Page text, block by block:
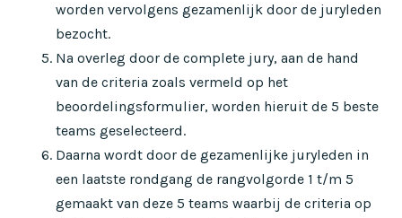
worden vervolgens gezamenlijk door de juryleden
bezocht.
Na overleg door de complete jury, aan de hand
van de criteria zoals vermeld op het
beoordelingsformulier, worden hieruit de 5 beste
teams geselecteerd.
Daarna wordt door de gezamenlijke juryleden in
een laatste rondgang de rangvolgorde 1 t/m 5
gemaakt van deze 5 teams waarbij de criteria op